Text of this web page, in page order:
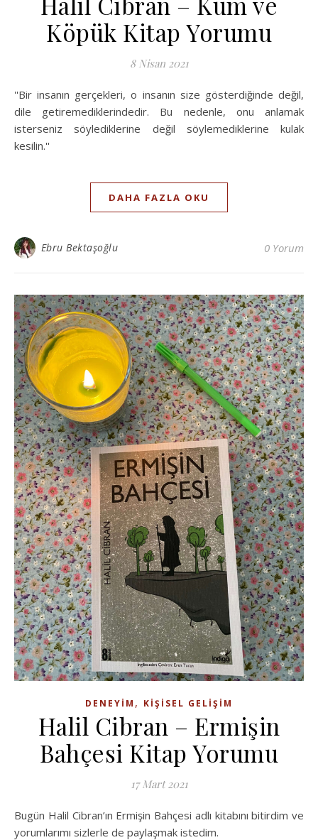
Köpük Kitap Yorumu
8 Nisan 2021
''Bir insanın gerçekleri, o insanın size gösterdiğinde değil,
dile getiremediklerindedir. Bu nedenle, onu anlamak
isterseniz söylediklerine değil söylemediklerine kulak
kesilin.''
DAHA FAZLA OKU
Ebru Bektaşoğlu 0 Yorum
DENEYIM , KIŞISEL GELIŞIM
Halil Cibran – Ermişin
Bahçesi Kitap Yorumu
17 Mart 2021
Bugün Halil Cibran’ın Ermişin Bahçesi adlı kitabını bitirdim ve
yorumlarımı sizlerle de paylaşmak istedim.